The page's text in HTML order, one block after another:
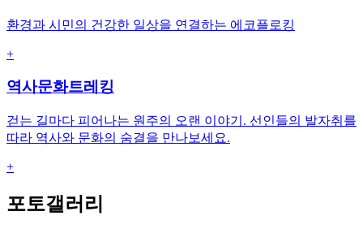
환경과 시민의 건강한 일상을 연결하는 에코플로킹
+
역사문화트레킹
걷는 길마다 피어나는 원주의 오랜 이야기. 선인들의 발자취를
따라 역사와 문화의 숨결을 만나보세요.
+
포토갤러리